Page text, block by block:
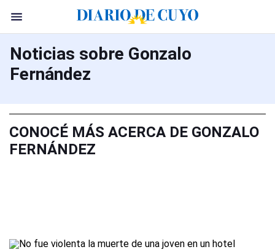
Noticias sobre Gonzalo
Fernández
CONOCÉ MÁS ACERCA DE GONZALO
FERNÁNDEZ